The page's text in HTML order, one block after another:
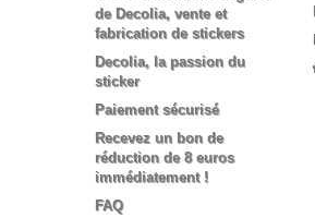
de Decolia, vente et
fabrication de stickers
Decolia, la passion du
sticker
Paiement sécurisé
Recevez un bon de
réduction de 8 euros
immédiatement !
FAQ